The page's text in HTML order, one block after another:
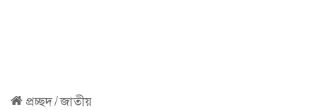
প্রচ্ছদ/জাতীয়